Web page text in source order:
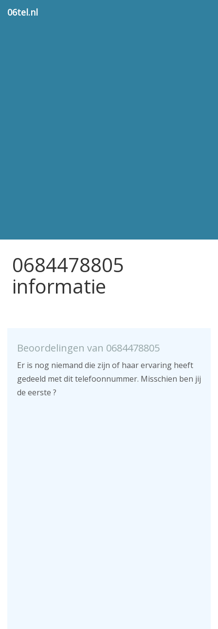
06tel.nl
0684478805
informatie
Beoordelingen van 0684478805
Er is nog niemand die zijn of haar ervaring heeft
gedeeld met dit telefoonnummer. Misschien ben jij
de eerste ?